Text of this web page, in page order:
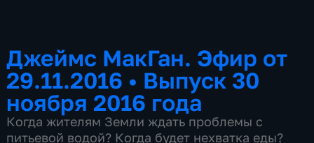
Джеймс МакГан. Эфир от
29.11.2016 • Выпуск 30
ноября 2016 года
Когда жителям Земли ждать проблемы с
питьевой водой? Когда будет нехватка еды?